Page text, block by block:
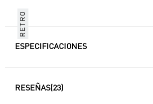
RETRO
ESPECIFICACIONES
RESEÑAS(23)